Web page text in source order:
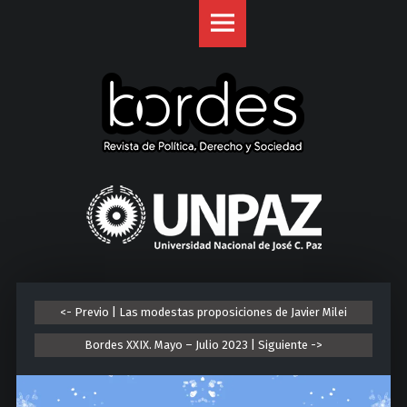
U
n
i
v
r
s
i
d
a
<- Previo | Las modestas proposiciones de Javier Milei
Bordes XXIX. Mayo – Julio 2023 | Siguiente ->